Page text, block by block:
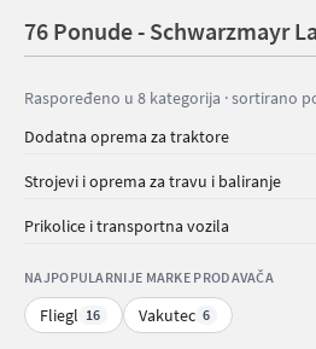
76 Ponude - Schwarzmayr
Raspoređeno u 8 kategorija · sortirano
Dodatna oprema za traktore
Strojevi i oprema za travu i baliranje
Prikolice i transportna vozila
NAJPOPULARNIJE MARKE PRODAVAČA
Fliegl 16 Vakutec 6